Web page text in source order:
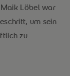
Löbel war
um sein
zu